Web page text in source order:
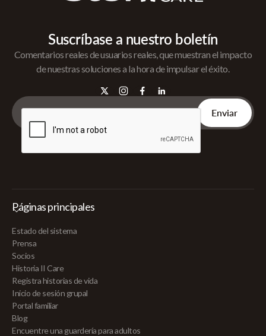
Suscríbase a nuestro boletín
Comentarios reales de usuarios reales, que muestran el impacto
de nuestras soluciones a la hora de impulsar el éxito.
Páginas principales
Estado del sistema
Prensa
Socios
Historia II Care
Registra historias de vida
Inicio de sesión grupal
Portal familiar
Blog
Encuentre una guardería para adultos